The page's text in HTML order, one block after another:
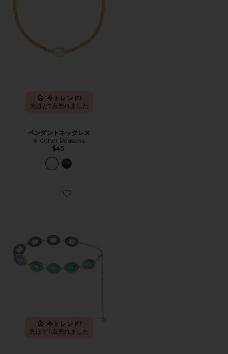
今トレンド!
先ほど7点売れました
ペンダントネックレス
8 Other Reasons
$45
Favorite ベルト
今トレンド!
先ほど11点売れました